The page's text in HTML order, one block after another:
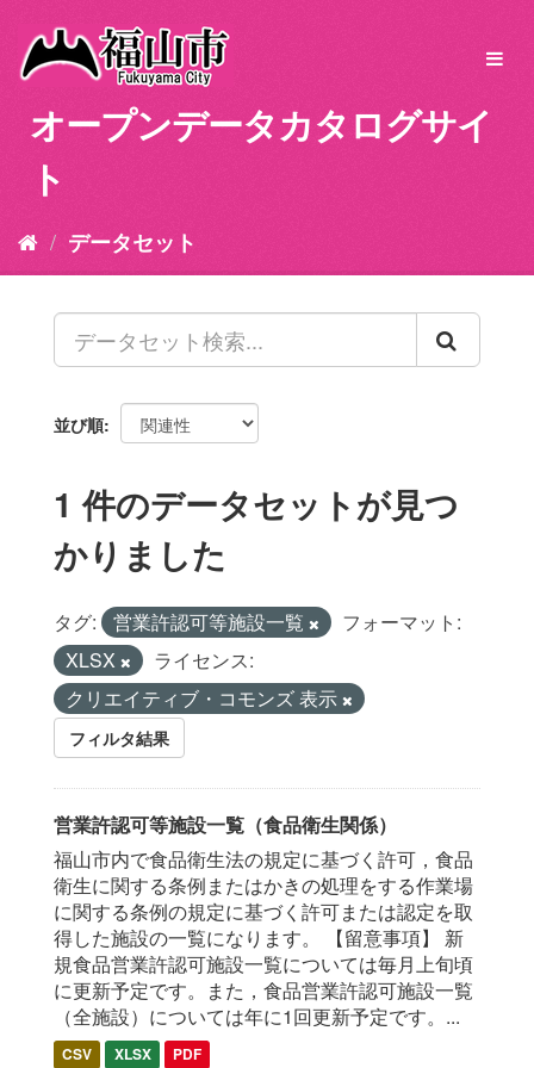
オープンデータカタログサイ
ト
データセット
並び順
1 件のデータセットが見つ
かりました
タグ: 営業許認可等施設一覧
フォーマット:
XLSX
ライセンス:
クリエイティブ・コモンズ 表示
フィルタ結果
営業許認可等施設一覧（食品衛生関係）
福山市内で食品衛生法の規定に基づく許可，食品
衛生に関する条例またはかきの処理をする作業場
に関する条例の規定に基づく許可または認定を取
得した施設の一覧になります。 【留意事項】 新
規食品営業許認可施設一覧については毎月上旬頃
に更新予定です。また，食品営業許認可施設一覧
（全施設）については年に1回更新予定です。...
CSV XLSX PDF